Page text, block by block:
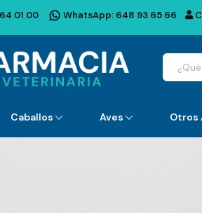
01 00 WhatsApp: 648 93 65 66
Caballos Aves Otros